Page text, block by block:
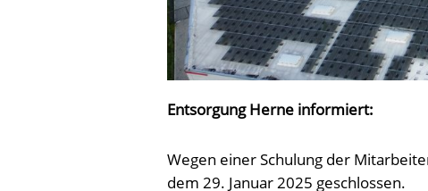
Entsorgung Herne informiert:
Wegen einer Schulung der
dem 29. Januar 2025 geschlossen.